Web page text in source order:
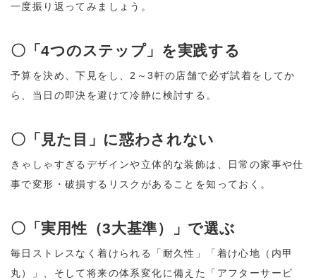
一度振り返ってみましょう。
〇「4つのステップ」を実践する
予算を決め、下見をし、2～3軒の店舗で必ず試着をしてか
ら、当日の即決を避けて冷静に検討する。
〇「見た目」に惑わされない
きゃしゃすぎるデザインや立体的な装飾は、日常の家事や仕
事で変形・破損するリスクがあることを知っておく。
〇「実用性（3大基準）」で選ぶ
毎日ストレスなく着けられる「耐久性」「着け心地（内甲
丸）」、そして将来の体系変化に備えた「アフターサービ